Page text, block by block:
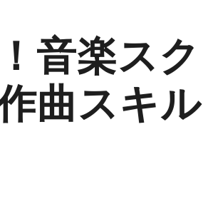
音楽ス
曲スキ